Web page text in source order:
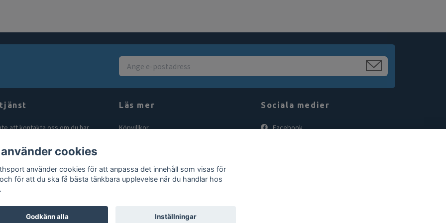
att kontakta oss om du har
vi kan! Maila oss på
Läs mer
Köpvillkor
Gör en retur
Sociala medier
Facebook
cookies
använder cookies för att anpassa det innehåll som visas för
för att du ska få bästa tänkbara upplevelse när du handlar hos
Godkänn alla Inställningar